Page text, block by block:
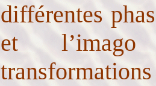
différentes
et